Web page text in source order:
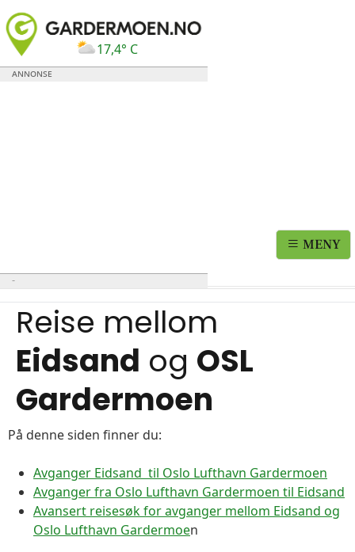
17,4° C
MENY
Reise mellom
Eidsand og OSL
Gardermoen
På denne siden finner du:
Avganger Eidsand til Oslo Lufthavn Gardermoen
Avganger fra Oslo Lufthavn Gardermoen til Eidsand
Avansert reisesøk for avganger mellom Eidsand og
Oslo Lufthavn Gardermoen